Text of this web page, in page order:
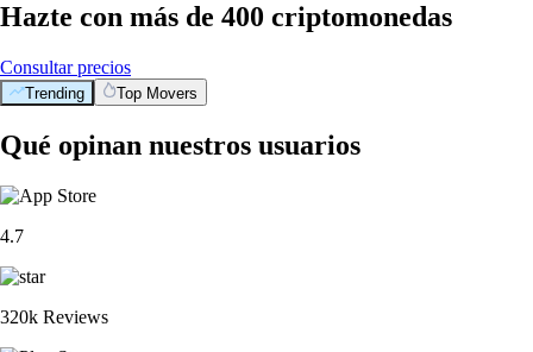
Hazte con más de 400 criptomonedas
Consultar precios
Trending Top Movers
Qué opinan nuestros usuarios
4.7
320k Reviews